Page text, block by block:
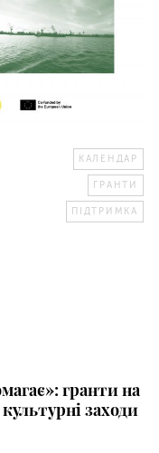
КАЛЕНДАР
ГРАНТИ
ПІДТРИМКА
гранти на
заходи